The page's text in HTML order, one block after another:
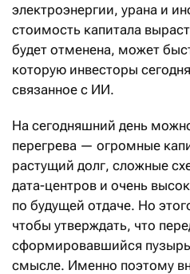
электроэнергии, урана и
стоимость капитала
будет отменена, может
которую инвесторы
связанное с ИИ.
На сегодняшний день
перегрева — огромные
растущий долг, сложные
дата-центров и очень
по будущей отдаче. Но
чтобы утверждать, что
сформировавшийся
смысле. Именно поэтому